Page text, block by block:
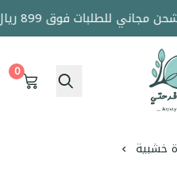
مجاني للطلبات فوق 899 ريال
فرحتي
0
خشبية